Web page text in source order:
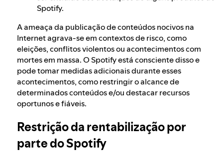
Spotify.
A ameaça da publicação de conteúdos nocivos na
Internet agrava-se em contextos de risco, como
eleições, conflitos violentos ou acontecimentos com
mortes em massa. O Spotify está consciente disso e
pode tomar medidas adicionais durante esses
acontecimentos, como restringir o alcance de
determinados conteúdos e/ou destacar recursos
oportunos e fiáveis.
Restrição da rentabilização por
parte do Spotify